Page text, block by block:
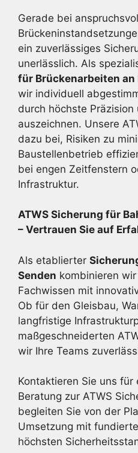
Gerade bei
ein zuverlässiges
unerlässlich. Als
für Brückenarbeiten an
wir individuell
durch höchste
auszeichnen. Unsere
dazu bei, Risiken zu
Baustellenbetrieb
bei engen Zeitfenstern
Infrastruktur.
ATWS Sicherung für
– Vertrauen Sie auf
Als etablierter
Senden kombinieren
Fachwissen mit
Ob für den Gleisbau,
langfristige
maßgeschneiderten
wir Ihre Teams
Kontaktieren Sie uns für
Beratung zur ATWS
begleiten Sie von der
Umsetzung mit
höchsten